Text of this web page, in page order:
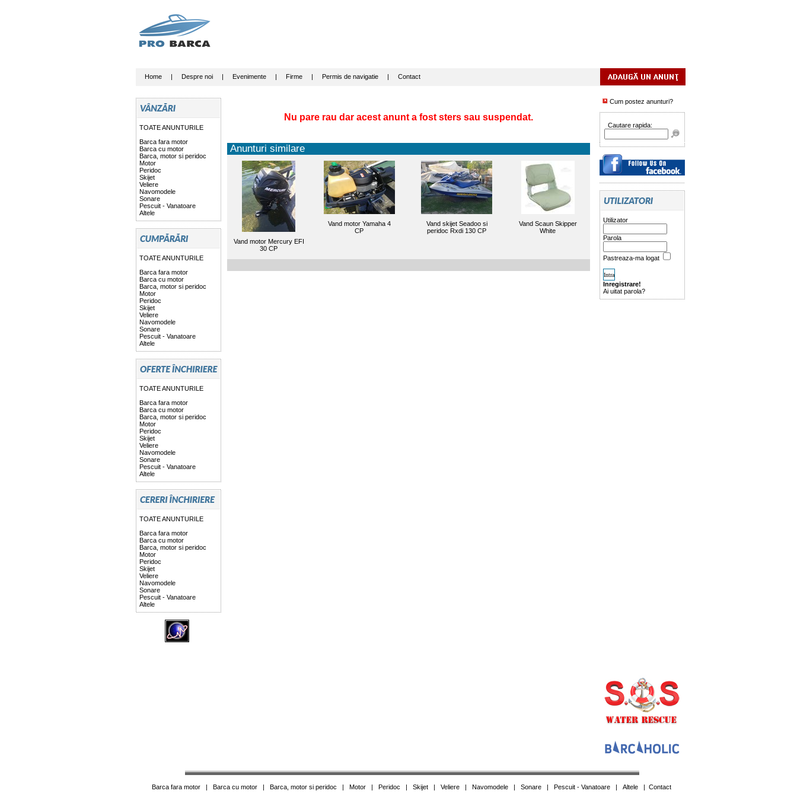
Home| Despre noi| Evenimente| Firme| Permis de navigatie| Contact
TOATE ANUNTURILE
Barca fara motor
Barca cu motor
Barca, motor si peridoc
Motor
Peridoc
Skijet
Veliere
Navomodele
Sonare
Pescuit - Vanatoare
Altele
TOATE ANUNTURILE
Barca fara motor
Barca cu motor
Barca, motor si peridoc
Motor
Peridoc
Skijet
Veliere
Navomodele
Sonare
Pescuit - Vanatoare
Altele
TOATE ANUNTURILE
Barca fara motor
Barca cu motor
Barca, motor si peridoc
Motor
Peridoc
Skijet
Veliere
Navomodele
Sonare
Pescuit - Vanatoare
Altele
TOATE ANUNTURILE
Barca fara motor
Barca cu motor
Barca, motor si peridoc
Motor
Peridoc
Skijet
Veliere
Navomodele
Sonare
Pescuit - Vanatoare
Altele
Nu pare rau dar acest anunt a fost sters sau suspendat.
Anunturi similare
Vand motor Mercury EFI
30 CP
Vand motor Yamaha 4
CP
Vand skijet Seadoo si
peridoc Rxdi 130 CP
Vand Scaun Skipper
White
Cum postez anunturi?
Cautare rapida:
Utilizator
Parola
Pastreaza-ma logat
Inregistrare!
Ai uitat parola?
Barca fara motor| Barca cu motor| Barca, motor si peridoc | Motor| Peridoc | Skijet| Veliere| Navomodele| Sonare| Pescuit - Vanatoare| Altele| Contact